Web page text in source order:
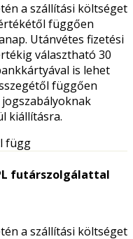
a szállítási költséget
függően
Utánvétes fizetési
választható 30
is lehet
függően
jogszabályoknak
kiállításra.
függ
futárszolgálattal
a szállítási költséget